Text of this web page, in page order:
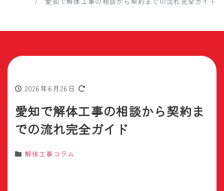
2026年6月26日
愛知で解体工事の相談から契約ま
での流れ完全ガイド
解体工事コラム